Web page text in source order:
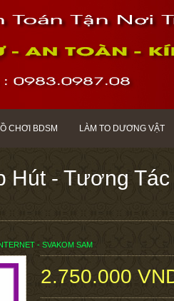
CHƠI BDSM LÀM TO DƯƠNG VẬT
- Tương
- SVAKOM SAM
2.750.000